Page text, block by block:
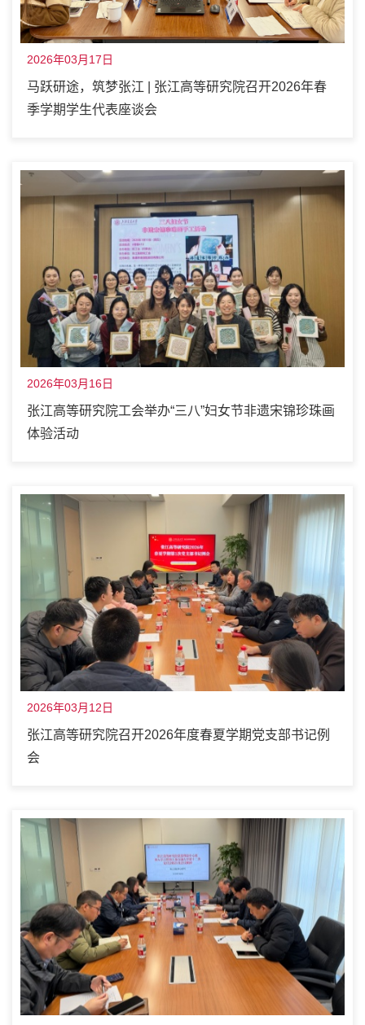
2026年03月17日
马跃研途，筑梦张江 | 张江高等研究院召开2026年春
季学期学生代表座谈会
2026年03月16日
张江高等研究院工会举办“三八”妇女节非遗宋锦珍珠画
体验活动
2026年03月12日
张江高等研究院召开2026年度春夏学期党支部书记例
会